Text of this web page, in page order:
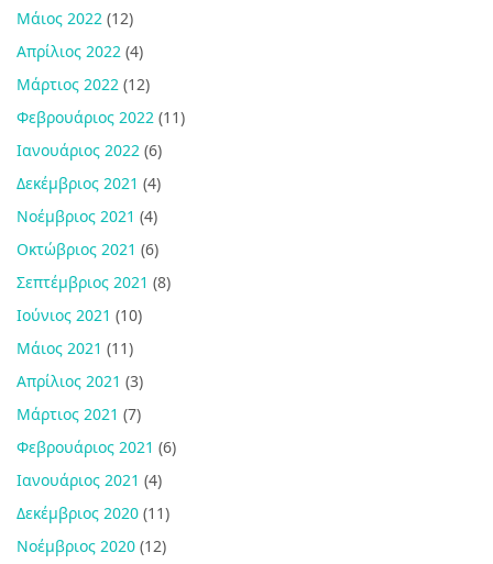
Μάιος 2022 (12)
Απρίλιος 2022 (4)
Μάρτιος 2022 (12)
Φεβρουάριος 2022 (11)
Ιανουάριος 2022 (6)
Δεκέμβριος 2021 (4)
Νοέμβριος 2021 (4)
Οκτώβριος 2021 (6)
Σεπτέμβριος 2021 (8)
Ιούνιος 2021 (10)
Μάιος 2021 (11)
Απρίλιος 2021 (3)
Μάρτιος 2021 (7)
Φεβρουάριος 2021 (6)
Ιανουάριος 2021 (4)
Δεκέμβριος 2020 (11)
Νοέμβριος 2020 (12)